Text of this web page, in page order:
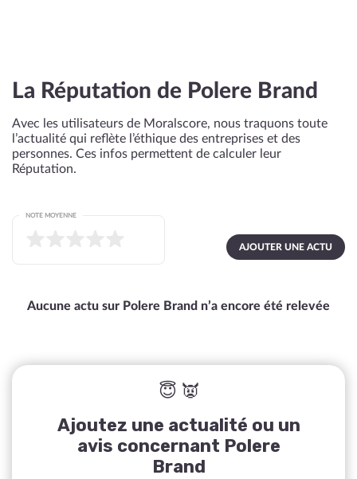
La Réputation de Polere Brand
Avec les utilisateurs de Moralscore, nous traquons toute
l’actualité qui reflète l’éthique des entreprises et des
personnes. Ces infos permettent de calculer leur
Réputation.
AJOUTER UNE ACTU
NOTE MOYENNE
Aucune actu sur Polere Brand n’a encore été relevée
😇 👿
Ajoutez une actualité ou un
avis concernant Polere
Brand